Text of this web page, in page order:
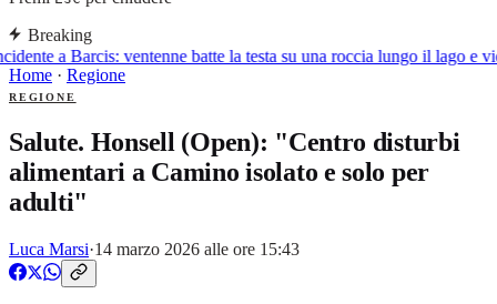
Breaking
a Barcis: ventenne batte la testa su una roccia lungo il lago e
Home · Regione
REGIONE
Salute. Honsell (Open): "Centro disturbi
alimentari a Camino isolato e solo per
adulti"
Luca Marsi·14 marzo 2026 alle ore 15:43